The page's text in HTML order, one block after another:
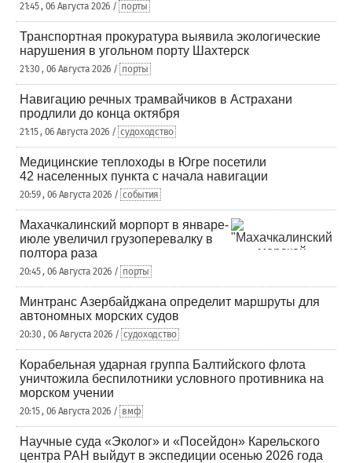
21:45 , 06 Августа 2026 / порты
Транспортная прокуратура выявила экологические
нарушения в угольном порту Шахтерск
21:30 , 06 Августа 2026 / порты
Навигацию речных трамвайчиков в Астрахани
продлили до конца октября
21:15 , 06 Августа 2026 / судоходство
Медицинские теплоходы в Югре посетили
42 населенных пункта с начала навигации
20:59 , 06 Августа 2026 / события
Махачкалинский морпорт в январе-
июле увеличил грузоперевалку в
полтора раза
20:45 , 06 Августа 2026 / порты
Минтранс Азербайджана определит маршруты для
автономных морских судов
20:30 , 06 Августа 2026 / судоходство
Корабельная ударная группа Балтийского флота
уничтожила беспилотники условного противника на
морском учении
20:15 , 06 Августа 2026 / вмф
Научные суда «Эколог» и «Посейдон» Карельского
центра РАН выйдут в экспедиции осенью 2026 года